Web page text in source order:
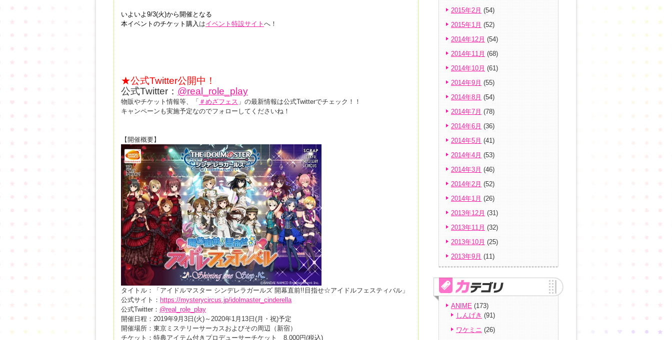
いよいよ9/3(火)から開催となる
本イベントのチケット購入 はイベント特設サイト へ！
★公式Twitter公開中！
公式Twitter： @real_role_play
物販やチケット情報等、「 ＃めざフェス 」の最新情報は公式Twitterでチェック！！
キャンペーンも実施予定なのでフォローしてくださいね！
【開催概要】
タイトル：「アイドルマスター シンデレラガールズ 開幕直前!!目指せ☆アイドルフェスティバル」
公式サイト： https://mysterycircus.jp/idolmaster_cinderella
公式Twitter： @real_role_play
開催日程：2019年9月3日(火)～2020年1月13日(月・祝)予定
開催場所：東京ミステリーサーカスおよびその周辺（新宿）
チケット：特典アイテム付きプロデューサーチケット 8,000円(税込)
2015年2月 (54)
2015年1月 (52)
2014年12月 (54)
2014年11月 (68)
2014年10月 (61)
2014年9月 (55)
2014年8月 (54)
2014年7月 (78)
2014年6月 (36)
2014年5月 (41)
2014年4月 (53)
2014年3月 (46)
2014年2月 (52)
2014年1月 (26)
2013年12月 (31)
2013年11月 (32)
2013年10月 (25)
2013年9月 (11)
ANIME (173)
しんげき (91)
ワケミニ (26)